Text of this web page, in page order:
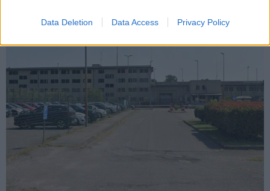
Data Deletion Data Access Privacy Policy